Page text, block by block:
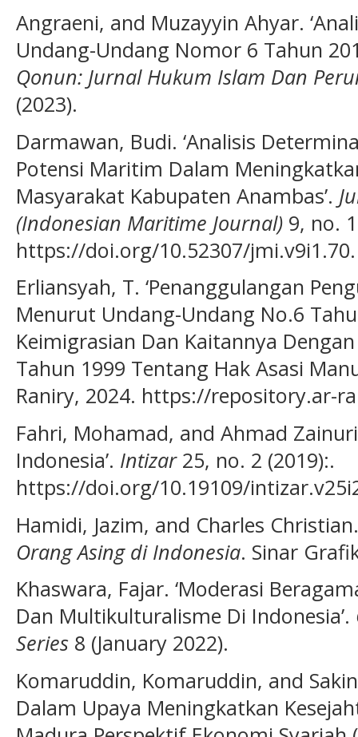
Angraeni, and Muzayyin Ahyar.
Undang-Undang Nomor 6 Tahun
Qonun: Jurnal Hukum Islam Dan
(2023).
Darmawan, Budi. ‘Analisis
Potensi Maritim Dalam
Masyarakat Kabupaten Anambas’.
(Indonesian Maritime Journal) 9, no.
https://doi.org/10.52307/jmi.v9i1.70.
Erliansyah, T. ‘Penanggulangan
Menurut Undang-Undang No.6
Keimigrasian Dan Kaitannya
Tahun 1999 Tentang Hak Asasi
Raniry, 2024. https://repository.ar-
Fahri, Mohamad, and Ahmad
Indonesia’. Intizar25, no. 2 (2019):.
https://doi.org/10.19109/
Hamidi, Jazim, and Charles
Orang Asing di Indonesia. Sinar
Khaswara, Fajar. ‘Moderasi
Dan Multikulturalisme Di Indonesia’.
Series 8 (January 2022).
Komaruddin, Komaruddin, and
Dalam Upaya Meningkatkan